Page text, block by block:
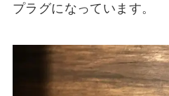
プラグになっています。